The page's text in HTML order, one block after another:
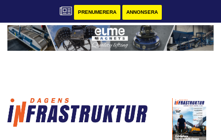
PRENUMERERA ANNONSERA